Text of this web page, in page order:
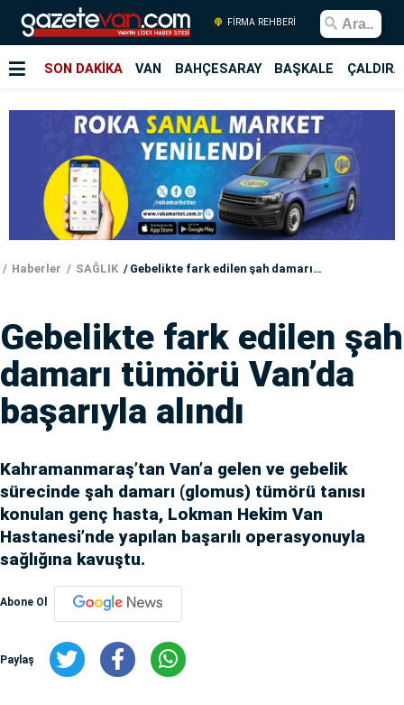
FİRMA REHBERİ
SON DAKİKA VAN BAHÇESARAY BAŞKALE
Haberler SAĞLIK Gebelikte fark edilen şah damarı tümörü Van’da başarıyla alındı
Gebelikte fark edilen şah
damarı tümörü Van’da
başarıyla alındı
Kahramanmaraş’tan Van’a gelen ve gebelik
sürecinde şah damarı (glomus) tümörü tanısı
konulan genç hasta, Lokman Hekim Van
Hastanesi’nde yapılan başarılı operasyonuyla
sağlığına kavuştu.
Abone Ol
Paylaş